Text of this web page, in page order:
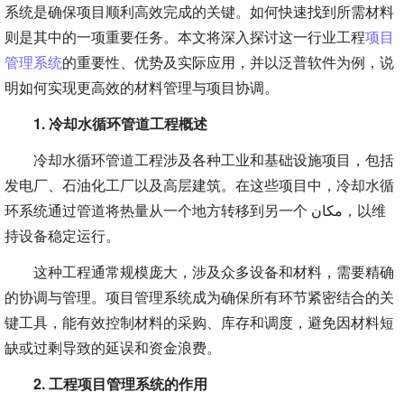
系统是确保项目顺利高效完成的关键。如何快速找到所需材料
则是其中的一项重要任务。本文将深入探讨这一行业工程项目
管理系统的重要性、优势及实际应用，并以泛普软件为例，说
明如何实现更高效的材料管理与项目协调。
1. 冷却水循环管道工程概述
冷却水循环管道工程涉及各种工业和基础设施项目，包括
发电厂、石油化工厂以及高层建筑。在这些项目中，冷却水循
环系统通过管道将热量从一个地方转移到另一个 مكان，以维
持设备稳定运行。
这种工程通常规模庞大，涉及众多设备和材料，需要精确
的协调与管理。项目管理系统成为确保所有环节紧密结合的关
键工具，能有效控制材料的采购、库存和调度，避免因材料短
缺或过剩导致的延误和资金浪费。
2. 工程项目管理系统的作用